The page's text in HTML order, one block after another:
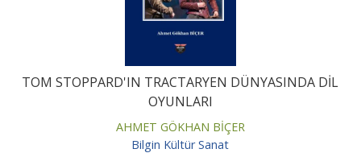
TOM STOPPARD'IN TRACTARYEN DÜNYASINDA DİL
OYUNLARI
AHMET GÖKHAN BİÇER
Bilgin Kültür Sanat